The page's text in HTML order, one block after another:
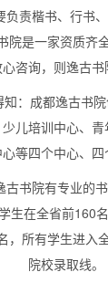
负责楷书、行书
院是一家资质齐
咨询，则逸古书
：成都逸古书
儿培训中心、
等四个中心、四
书院有专业的
生在全省前160
，所有学生进入
院校录取线。